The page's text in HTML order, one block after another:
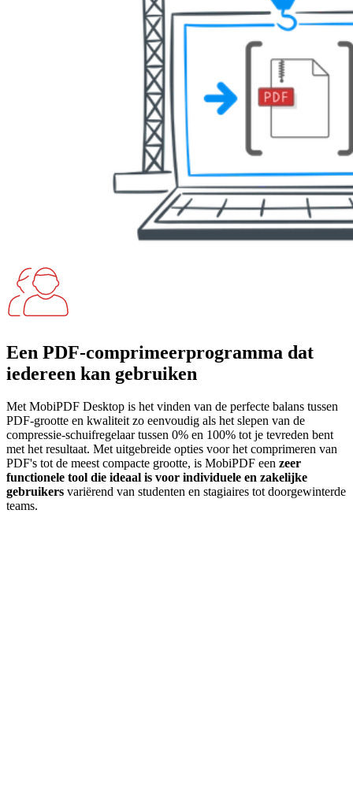
Een PDF-comprimeerprogramma dat
iedereen kan gebruiken
Met MobiPDF Desktop is het vinden van de perfecte balans tussen
PDF-grootte en kwaliteit zo eenvoudig als het slepen van de
compressie-schuifregelaar tussen 0% en 100% tot je tevreden bent
met het resultaat. Met uitgebreide opties voor het comprimeren van
PDF's tot de meest compacte grootte, is MobiPDF een zeer
functionele tool die ideaal is voor individuele en zakelijke
gebruikers variërend van studenten en stagiaires tot doorgewinterde
teams.